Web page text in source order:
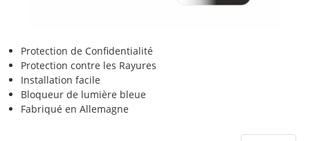
Protection de Confidentialité
Protection contre les Rayures
Installation facile
Bloqueur de lumière bleue
Fabriqué en Allemagne